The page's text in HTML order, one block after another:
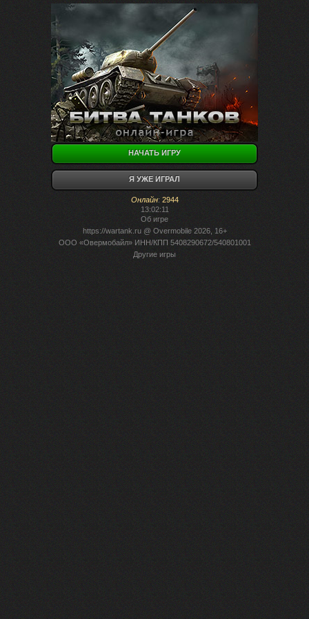
НАЧАТЬ ИГРУ
Я УЖЕ ИГРАЛ
Онлайн: 2944
13:02:11
Об игре
https://wartank.ru@ Overmobile 2026, 16+
ООО «Овермобайл» ИНН/КПП 5408290672/540801001
Другие игры